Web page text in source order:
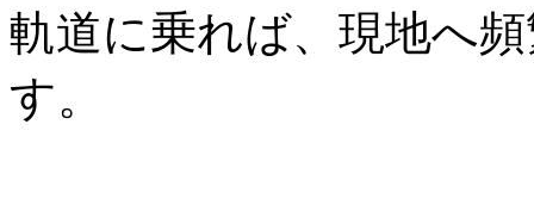
軌道に乗れば、現地へ
す。